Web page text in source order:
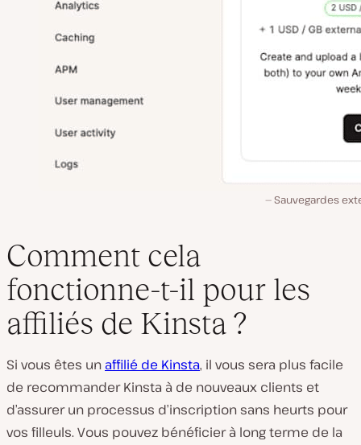
Sauvegardes
Comment cela
fonctionne-t-il pour les
affiliés de Kinsta ?
Si vous êtes un affilié de Kinsta, il vous sera plus facile
de recommander Kinsta à de nouveaux clients et
d’assurer un processus d’inscription sans heurts pour
vos filleuls. Vous pouvez bénéficier à long terme de la